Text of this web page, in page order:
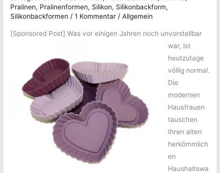
Pralinen, Pralinenformen, Silikon, Silikonbackform,
Silikonbackformen /1 Kommentar /Allgemein
[Sponsored Post]Was vor einigen Jahren noch unvorstellbar
war, ist
heutzutage
völlig normal.
Die
modernen
Hausfrauen
tauschen
Ihren alten
herkömmlich
en
Haushaltswa